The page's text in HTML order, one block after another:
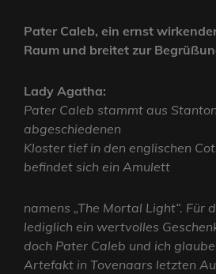
Pater Caleb, ein ernst
Raum und breitet zur
Lady Agatha:
Pater Caleb stammt aus
abgeschiedenen
Kloster tief in den englischen
befindet sich ein Amulett
namens „The Mortal Light“. Für
lediglich ein wertvolles
doch Pater Caleb und ich
Artefakt in Tovenaars letzten